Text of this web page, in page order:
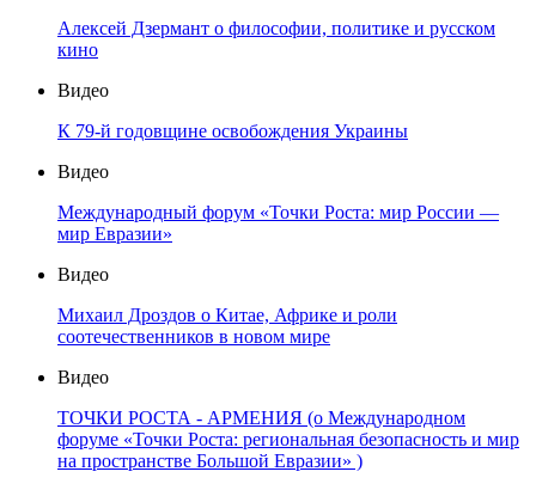
Алексей Дзермант о философии, политике и русском
кино
Видео
К 79-й годовщине освобождения Украины
Видео
Международный форум «Точки Роста: мир России —
мир Евразии»
Видео
Михаил Дроздов о Китае, Африке и роли
соотечественников в новом мире
Видео
ТОЧКИ РОСТА - АРМЕНИЯ (о Международном
форуме «Точки Роста: региональная безопасность и мир
на пространстве Большой Евразии» )